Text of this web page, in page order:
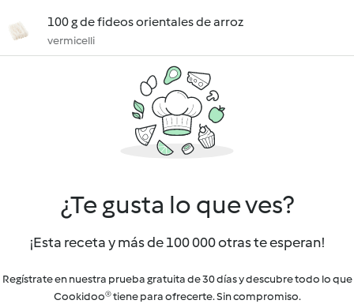
100 g de fideos orientales de arroz
vermicelli
¿Te gusta lo que ves?
¡Esta receta y más de 100 000 otras te esperan!
Regístrate en nuestra prueba gratuita de 30 días y descubre todo lo que
Cookidoo® tiene para ofrecerte. Sin compromiso.